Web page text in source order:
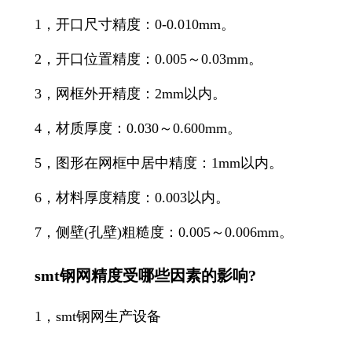
1，开口尺寸精度：0-0.010mm。
2，开口位置精度：0.005～0.03mm。
3，网框外开精度：2mm以内。
4，材质厚度：0.030～0.600mm。
5，图形在网框中居中精度：1mm以内。
6，材料厚度精度：0.003以内。
7，侧壁(孔壁)粗糙度：0.005～0.006mm。
smt钢网精度受哪些因素的影响?
1，smt钢网生产设备